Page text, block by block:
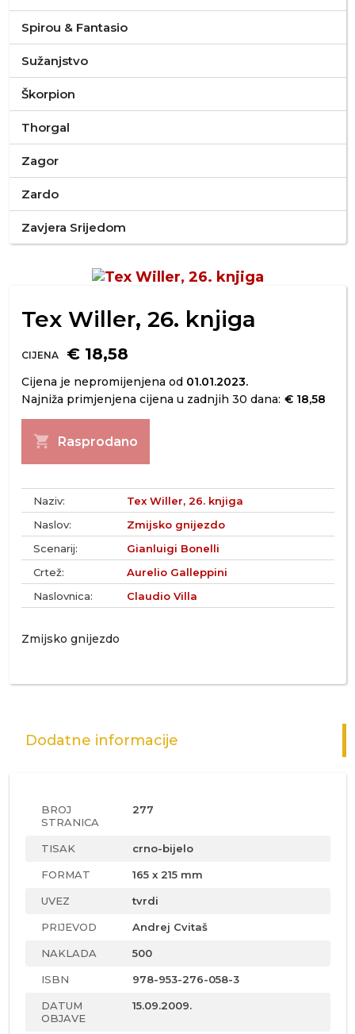
Spirou & Fantasio
Sužanjstvo
Škorpion
Thorgal
Zagor
Zardo
Zavjera Srijedom
Tex Willer, 26. knjiga
CIJENA € 18,58
Cijena je nepromijenjena od 01.01.2023.
Najniža primjenjena cijena u zadnjih 30 dana: € 18,58
shopping_cart Rasprodano
Naziv:
Tex Willer, 26. knjiga
Naslov:
Zmijsko gnijezdo
Scenarij:
Gianluigi Bonelli
Crtež:
Aurelio Galleppini
Naslovnica:
Claudio Villa
Zmijsko gnijezdo
Dodatne informacije
BROJ
STRANICA
277
TISAK crno-bijelo
FORMAT 165 x 215 mm
UVEZ tvrdi
PRIJEVOD Andrej Cvitaš
NAKLADA 500
ISBN 978-953-276-058-3
DATUM
OBJAVE
15.09.2009.